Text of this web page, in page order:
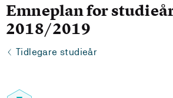
Emneplan for
2018/2019
Tidlegare studieår